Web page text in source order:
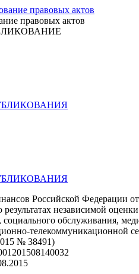
правовых актов
Российской Федерации
независимой
социального обслуживания,
телекоммуникационной
№ 38491)